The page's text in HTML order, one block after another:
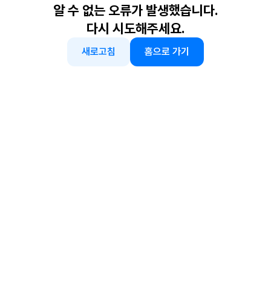
알 수 없는 오류가 발생했습니다.
다시 시도해주세요.
새로고침 홈으로 가기